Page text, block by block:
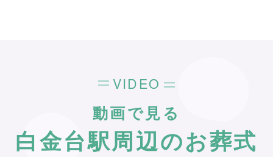
VIDEO
動画で見る
白金台駅周辺のお葬式